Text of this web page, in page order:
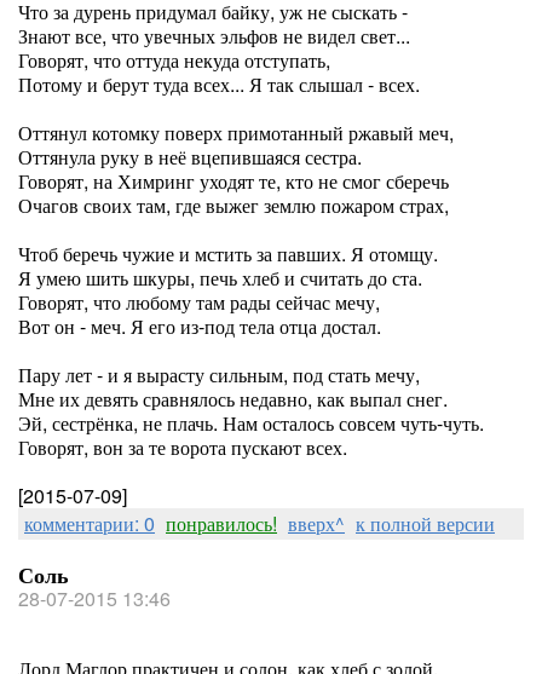
Что за дурень придумал байку, уж не сыскать -
Знают все, что увечных эльфов не видел свет...
Говорят, что оттуда некуда отступать,
Потому и берут туда всех... Я так слышал - всех.
Оттянул котомку поверх примотанный ржавый меч,
Оттянула руку в неё вцепившаяся сестра.
Говорят, на Химринг уходят те, кто не смог сберечь
Очагов своих там, где выжег землю пожаром страх,
Чтоб беречь чужие и мстить за павших. Я отомщу.
Я умею шить шкуры, печь хлеб и считать до ста.
Говорят, что любому там рады сейчас мечу,
Вот он - меч. Я его из-под тела отца достал.
Пару лет - и я вырасту сильным, под стать мечу,
Мне их девять сравнялось недавно, как выпал снег.
Эй, сестрёнка, не плачь. Нам осталось совсем чуть-чуть.
Говорят, вон за те ворота пускают всех.
[2015-07-09]
комментарии: 0 понравилось! вверх^ к полной версии
Соль
28-07-2015 13:46